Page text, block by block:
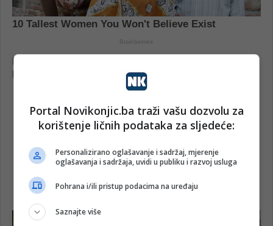
Portal Novikonjic.ba traži vašu dozvolu za
korištenje ličnih podataka za sljedeće:
Personalizirano oglašavanje i sadržaj, mjerenje
oglašavanja i sadržaja, uvidi u publiku i razvoj usluga
Pohrana i/ili pristup podacima na uređaju
Saznajte više